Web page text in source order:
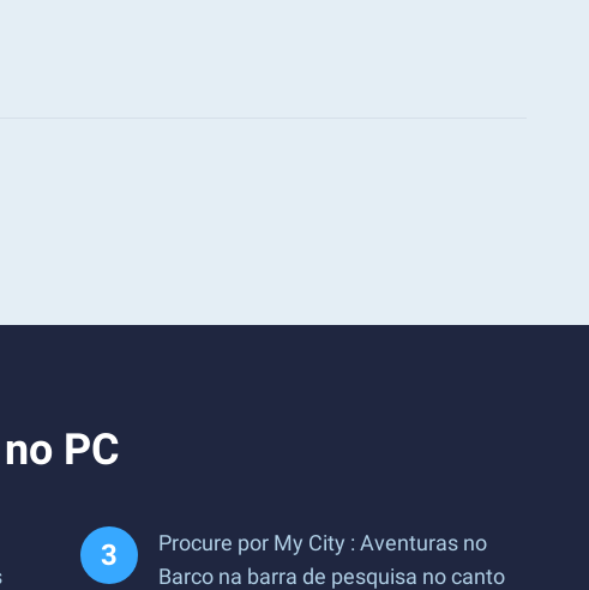
PC
Procure por My City : Aventuras no
Barco na barra de pesquisa no canto